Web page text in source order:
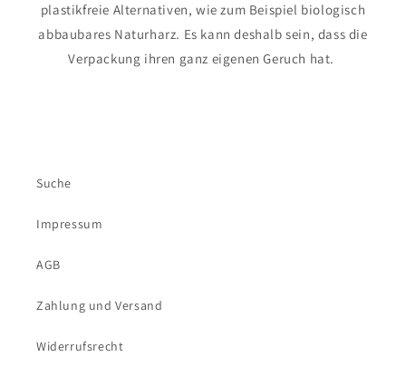
plastikfreie Alternativen, wie zum Beispiel biologisch
abbaubares Naturharz. Es kann deshalb sein, dass die
Verpackung ihren ganz eigenen Geruch hat.
Suche
Impressum
AGB
Zahlung und Versand
Widerrufsrecht